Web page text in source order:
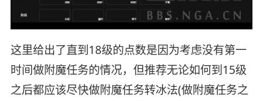
这里给出了直到18级的点数是因为考虑没有第一
时间做附魔任务的情况，但推荐无论如何到15级
之后都应该尽快做附魔任务转冰法(做附魔任务之